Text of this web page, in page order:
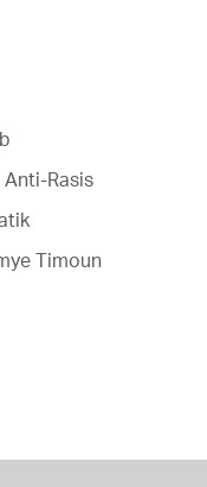
Anti-Rasis
Timoun